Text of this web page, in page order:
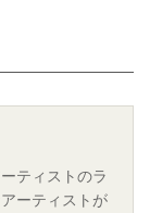
ティストのラ
ーティストが